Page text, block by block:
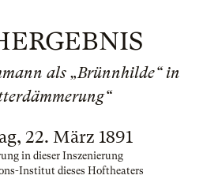
als „Brünnhilde“ in
22. März 1891
in dieser Inszenierung
Institut dieses Hoftheaters